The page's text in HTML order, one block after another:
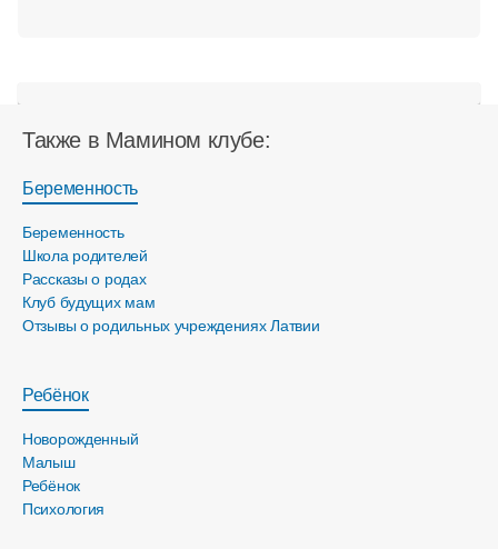
Также в Мамином клубе:
Беременность
Беременность
Школа родителей
Рассказы о родах
Клуб будущих мам
Отзывы о родильных учреждениях Латвии
Ребёнок
Новорожденный
Малыш
Ребёнок
Психология